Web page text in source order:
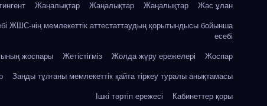
Жаңалықтар Жаңалықтар Жаңалықтар Жас ұлан
ЖШС-нің мемлекеттік аттестаттаудың қорытындысы бойынша
есебі
жоспары Жетістігміз Жолда жүру ережелері Жоспар
Заңды тұлғаны мемлекеттік қайта тіркеу туралы анықтамасы
Ішкі тәртіп ережесі Кабинеттер қоры